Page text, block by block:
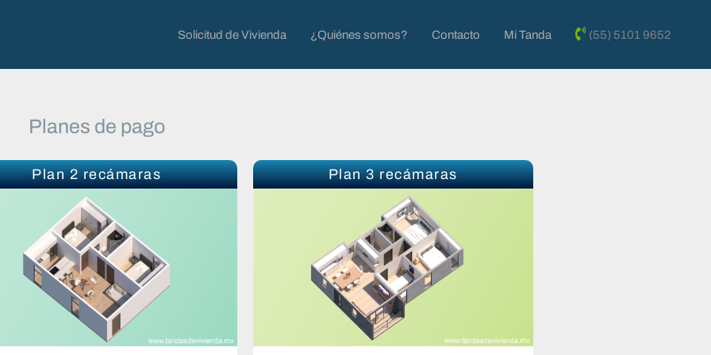
Solicitud de Vivienda ¿Quiénes somos? Contacto Mi Tanda (55) 5101 9652
Planes de pago
Plan 2 recámaras Plan 3 recámaras